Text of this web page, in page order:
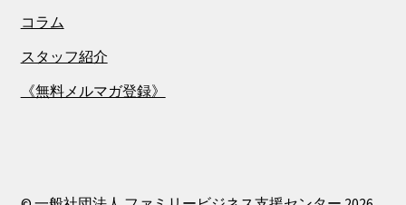
コラム
スタッフ紹介
《無料メルマガ登録》